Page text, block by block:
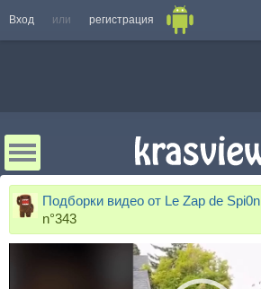
Вход или регистрация
Подборки видео от Le Zap de Spi0n
n°343